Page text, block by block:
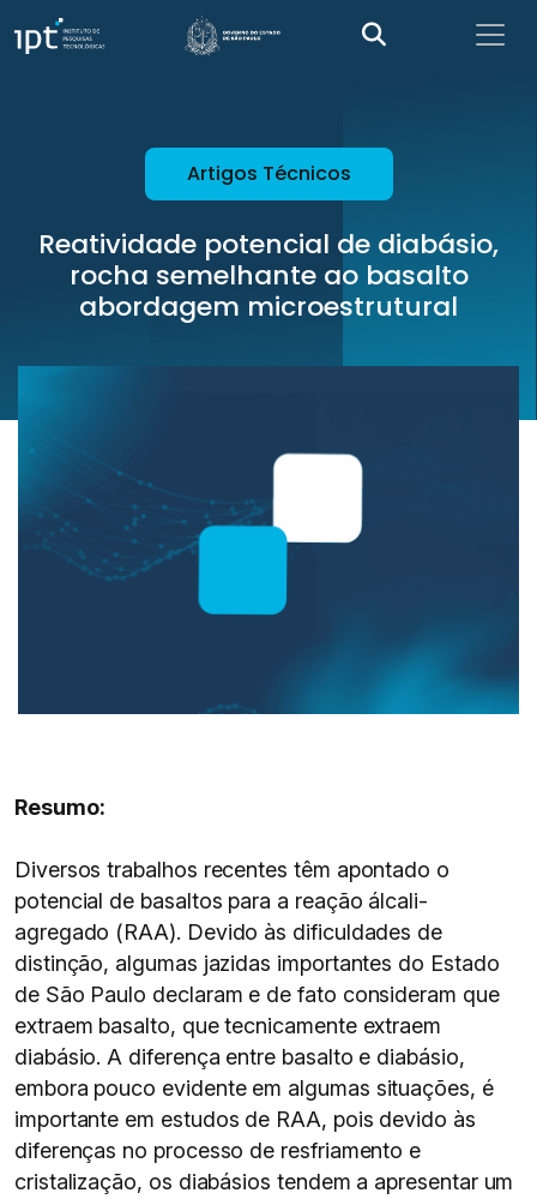
Artigos Técnicos
Reatividade potencial de diabásio,
rocha semelhante ao basalto
abordagem microestrutural
Resumo:
Diversos trabalhos recentes têm apontado o
potencial de basaltos para a reação álcali-
agregado (RAA). Devido às dificuldades de
distinção, algumas jazidas importantes do Estado
de São Paulo declaram e de fato consideram que
extraem basalto, que tecnicamente extraem
diabásio. A diferença entre basalto e diabásio,
embora pouco evidente em algumas situações, é
importante em estudos de RAA, pois devido às
diferenças no processo de resfriamento e
cristalização, os diabásios tendem a apresentar um